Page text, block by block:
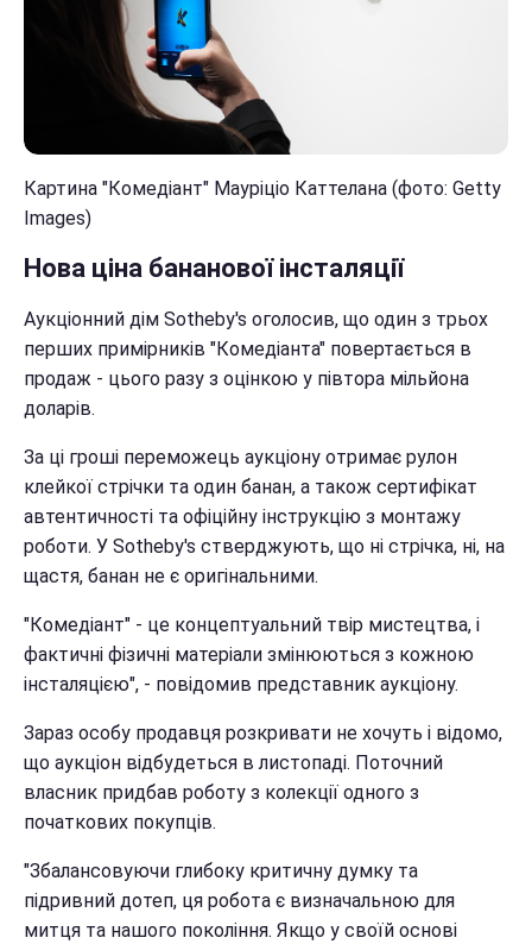
Картина "Комедіант" Мауріціо Каттелана (фото: Getty
Images)
Нова ціна бананової інсталяції
Аукціонний дім Sotheby's оголосив, що один з трьох
перших примірників "Комедіанта" повертається в
продаж - цього разу з оцінкою у півтора мільйона
доларів.
За ці гроші переможець аукціону отримає рулон
клейкої стрічки та один банан, а також сертифікат
автентичності та офіційну інструкцію з монтажу
роботи. У Sotheby's стверджують, що ні стрічка, ні, на
щастя, банан не є оригінальними.
"Комедіант" - це концептуальний твір мистецтва, і
фактичні фізичні матеріали змінюються з кожною
інсталяцією", - повідомив представник аукціону.
Зараз особу продавця розкривати не хочуть і відомо,
що аукціон відбудеться в листопаді. Поточний
власник придбав роботу з колекції одного з
початкових покупців.
"Збалансовуючи глибоку критичну думку та
підривний дотеп, ця робота є визначальною для
митця та нашого покоління. Якщо у своїй основі